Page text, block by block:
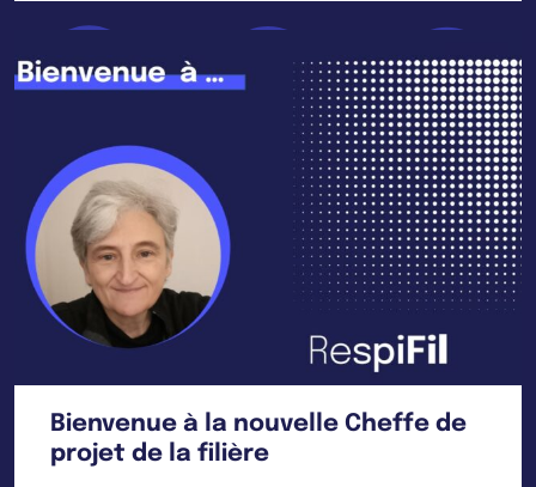
Bienvenue à la nouvelle Cheffe de
projet de la filière